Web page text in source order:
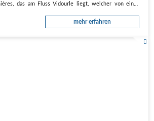
das am Fluss Vidourle liegt, welcher von einer
mehr erfahren